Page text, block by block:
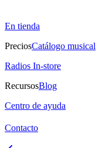
En tienda
PreciosCatálogo musical
Radios In-store
RecursosBlog
Centro de ayuda
Contacto